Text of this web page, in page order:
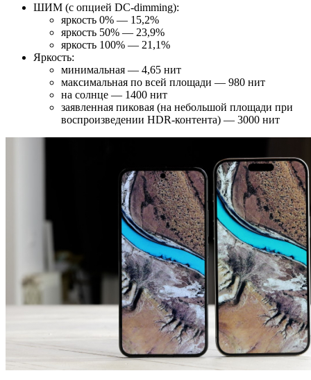
ШИМ (с опцией DC-dimming):
яркость 0% — 15,2%
яркость 50% — 23,9%
яркость 100% — 21,1%
Яркость:
минимальная — 4,65 нит
максимальная по всей площади — 980 нит
на солнце — 1400 нит
заявленная пиковая (на небольшой площади при
воспроизведении HDR-контента) — 3000 нит